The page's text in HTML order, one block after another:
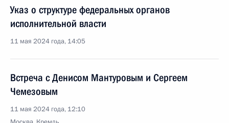
Указ о структуре федеральных органов
исполнительной власти
11 мая 2024 года, 14:05
Встреча с Денисом Мантуровым и Сергеем
Чемезовым
11 мая 2024 года, 12:10